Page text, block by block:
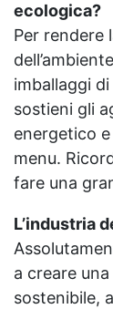
ecologica?
Per rendere
imballaggi
sostieni gli
energetico
menu.
fare una
L’industria
a creare
sostenibile,